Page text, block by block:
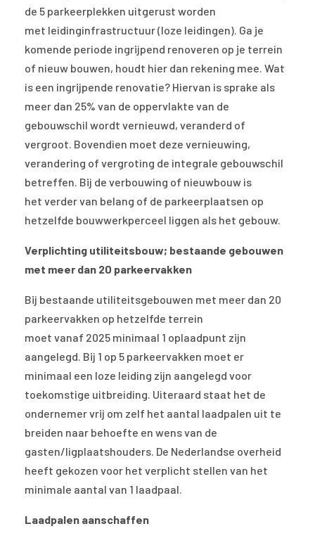
de 5 parkeerplekken uitgerust worden
met leidinginfrastructuur (loze leidingen). Ga je
komende periode ingrijpend renoveren op je terrein
of nieuw bouwen, houdt hier dan rekening mee. Wat
is een ingrijpende renovatie? Hiervan is sprake als
meer dan 25% van de oppervlakte van de
gebouwschil wordt vernieuwd, veranderd of
vergroot. Bovendien moet deze vernieuwing,
verandering of vergroting de integrale gebouwschil
betreffen. Bij de verbouwing of nieuwbouw is
het verder van belang of de parkeerplaatsen op
hetzelfde bouwwerkperceel liggen als het gebouw.
Verplichting utiliteitsbouw; bestaande gebouwen
met meer dan 20 parkeervakken
Bij bestaande utiliteitsgebouwen met meer dan 20
parkeervakken op hetzelfde terrein
moet vanaf 2025 minimaal 1 oplaadpunt zijn
aangelegd. Bij 1 op 5 parkeervakken moet er
minimaal een loze leiding zijn aangelegd voor
toekomstige uitbreiding. Uiteraard staat het de
ondernemer vrij om zelf het aantal laadpalen uit te
breiden naar behoefte en wens van de
gasten/ligplaatshouders. De Nederlandse overheid
heeft gekozen voor het verplicht stellen van het
minimale aantal van 1 laadpaal.
Laadpalen aanschaffen